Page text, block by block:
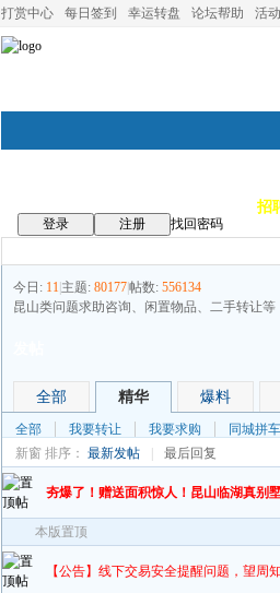
打赏中心 每日签到 幸运转盘 论坛帮助 活
招
登录 注册
找回密码
今日: 11 主题: 80177帖数: 556134
昆山类问题求助咨询、闲置物品、二手转让等
全部 精华 爆料
全部 我要转让 我要求购 同城拼车
新窗 排序： 最新发帖 最后回复
夯爆了！赠送面积惊人！昆山临湖真别
本版置顶
【公告】线下交易安全提醒问题，望周知